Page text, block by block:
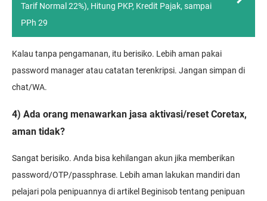
Tarif Normal 22%), Hitung PKP, Kredit Pajak, sampai
PPh 29
Kalau tanpa pengamanan, itu berisiko. Lebih aman pakai
password manager atau catatan terenkripsi. Jangan simpan di
chat/WA.
4) Ada orang menawarkan jasa aktivasi/reset Coretax,
aman tidak?
Sangat berisiko. Anda bisa kehilangan akun jika memberikan
password/OTP/passphrase. Lebih aman lakukan mandiri dan
pelajari pola penipuannya di artikel Beginisob tentang penipuan